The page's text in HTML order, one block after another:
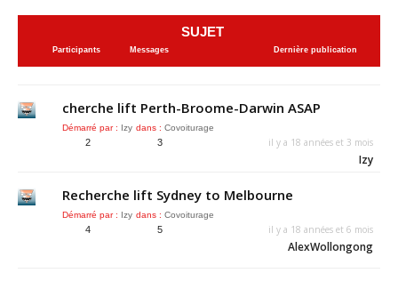
SUJET
Participants Messages Dernière publication
cherche lift Perth-Broome-Darwin ASAP
Démarré par : Izy dans : Covoiturage
2 3 il y a 18 années et 3 mois
Izy
Recherche lift Sydney to Melbourne
Démarré par : Izy dans : Covoiturage
4 5 il y a 18 années et 6 mois
AlexWollongong